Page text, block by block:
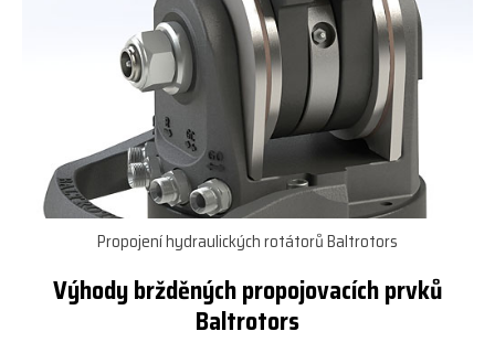
Propojení hydraulických rotátorů Baltrotors
Výhody bržděných propojovacích prvků
Baltrotors